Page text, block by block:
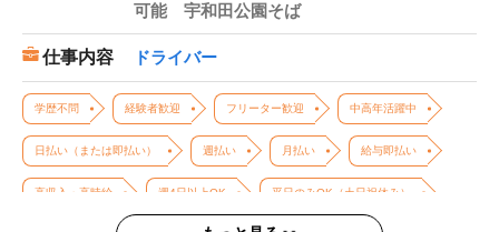
可能 宇和田公園そば
仕事内容 ドライバー
学歴不問 経験者歓迎 フリーター歓迎 中高年活躍中
日払い（または即払い） 週払い 月払い 給与即払い
高収入・高時給 週4日以上OK 平日のみOK（土日祝休み）